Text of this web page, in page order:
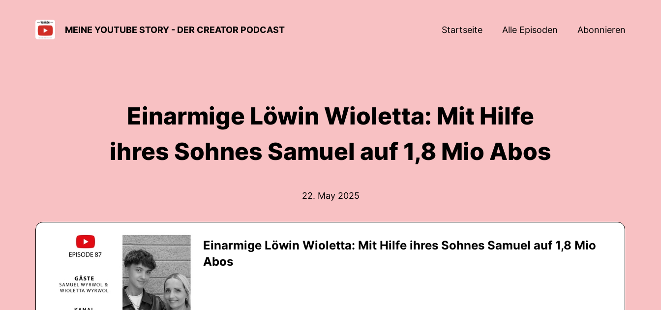
MEINE YOUTUBE STORY - DER CREATOR PODCAST Startseite Alle Episoden Abonnieren
Einarmige Löwin Wioletta: Mit Hilfe
ihres Sohnes Samuel auf 1,8 Mio Abos
22. May 2025